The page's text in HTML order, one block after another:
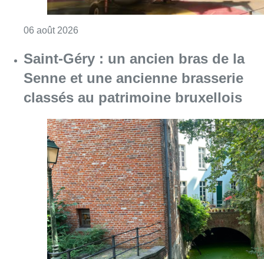
06 août 2026
Saint-Géry : un ancien bras de la
Senne et une ancienne brasserie
classés au patrimoine bruxellois